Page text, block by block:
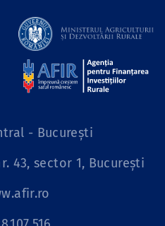
- București
43, sector 1, București